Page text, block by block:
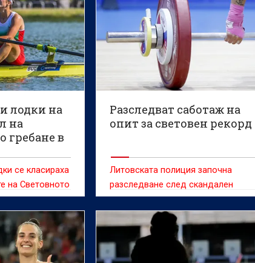
лодки на
на
гребане в
се класираха
на Световното
за мъже и
което се
Разследват саботаж на
опит за световен рекорд
Литовската полиция започна
разследване след скандален
инцидент по време на световното
първенство по класически силов
трибой, при който доброволец е
попречил на белгийската
състезателка Сонита Мулух да